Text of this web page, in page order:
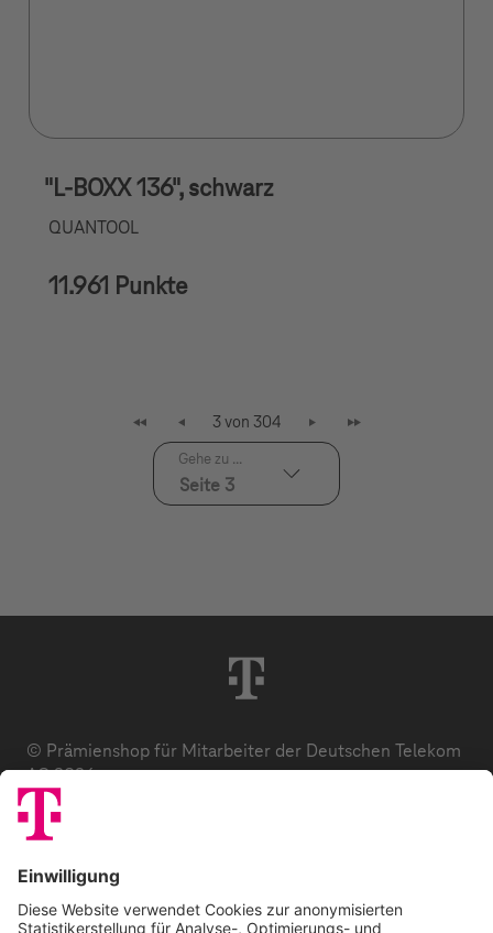
"L-BOXX 136", schwarz
QUANTOOL
11.961 Punkte
3 von 304
Seite 3
Gehe zu ...
© Prämienshop für Mitarbeiter der Deutschen Telekom
AG 2026
Datenschutz
AGB